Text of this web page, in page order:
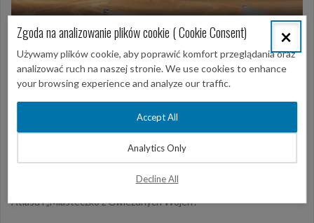
Jerba- safari,
Sahara Explorer + Ksar Ghilane
podczas której odwiedzisz zarówno oazę Ksar Ghilane jak i też Góry
Atlasu i „Miasteczko z Gwiezdnych Wojen”.
×
Zgoda na analizowanie plików cookie ( Cookie Consent)
Używamy plików cookie, aby poprawić komfort przeglądania oraz
analizować ruch na naszej stronie. We use cookies to enhance
your browsing experience and analyze our traffic.
Accept All
Analytics Only
Decline All